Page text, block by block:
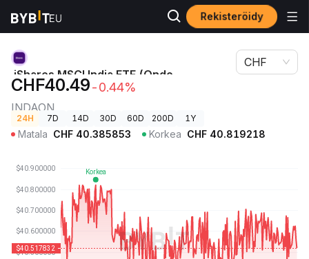
Rekisteröidy
Kryptohinnat
iShares MSCI India ETF (Ondo Tokenized)-hinta
iShares MSCI India ETF (Ondo
Tokenized)-hinta
INDAON
CHF40.49-0.44%
CHF
24H 7D 14D 30D 60D 200D 1Y
Matala CHF 40.385853 Korkea CHF 40.819218